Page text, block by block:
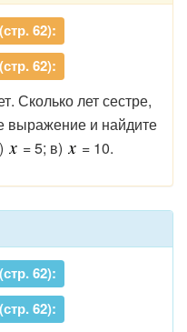
62):
62):
Сколько лет сестре,
выражение и найдите
= 5; в) = 10.
62):
62):